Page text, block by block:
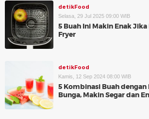
detikFood
Selasa, 29 Jul 2025 09:00 WIB
5 Buah Ini Makin Enak
Fryer
detikFood
Kamis, 12 Sep 2024 08:00 WIB
5 Kombinasi Buah dengan
Bunga, Makin Segar dan